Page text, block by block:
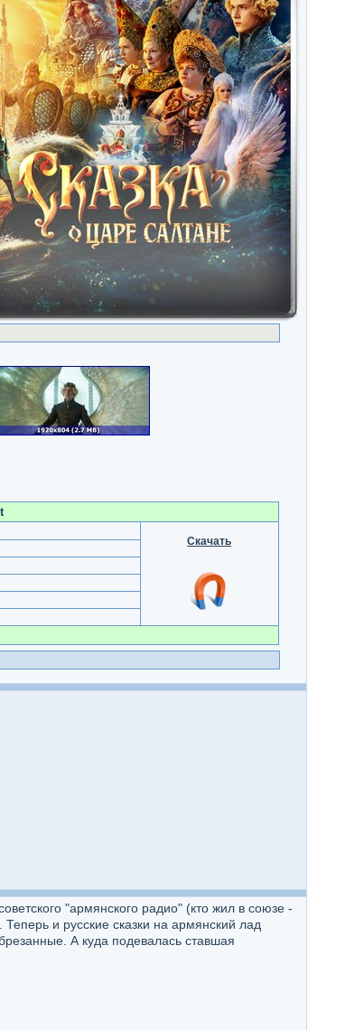
Скачать
"армянского радио" (кто жил в союзе -
и русские сказки на армянский лад
А куда подевалась ставшая